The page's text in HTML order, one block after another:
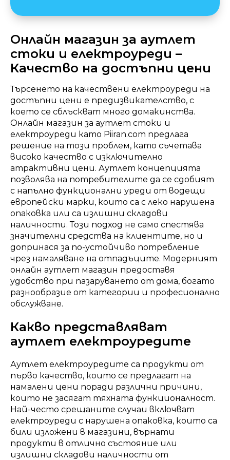
Онлайн магазин за аутлет
стоки и електроуреди –
Качество на достъпни цени
Търсенето на качествени електроуреди на
достъпни цени е предизвикателство, с
което се сблъскват много домакинства.
Онлайн магазин за аутлет стоки и
електроуреди като Piiran.com предлага
решение на този проблем, като съчетава
високо качество с изключително
атрактивни цени. Аутлет концепцията
позволява на потребителите да се сдобият
с напълно функционални уреди от водещи
европейски марки, които са с леко нарушена
опаковка или са излишни складови
наличности. Този подход не само спестява
значителни средства на клиентите, но и
допринася за по-устойчиво потребление
чрез намаляване на отпадъците. Модерният
онлайн аутлет магазин предоставя
удобство при пазаруването от дома, богато
разнообразие от категории и професионално
обслужване.
Какво представляват
аутлет електроуредите
Аутлет електроуредите са продукти от
първо качество, които се предлагат на
намалени цени поради различни причини,
които не засягат тяхната функционалност.
Най-често срещаните случаи включват
електроуреди с нарушена опаковка, които са
били изложени в магазини, върнати
продукти в отлично състояние или
излишни складови наличности от